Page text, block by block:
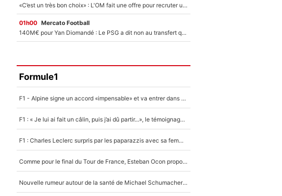
«C’est un très bon choix» : L'OM fait une offre pour recruter un ancien joueur du PSG... et c'est validé dans l'After Foot !
01h00 Mercato Football
140M€ pour Yan Diomandé : Le PSG a dit non au transfert qui bat tous les records sur le mercato
Formule1
F1 - Alpine signe un accord «impensable» et va entrer dans une nouvelle dimension : Grande nouvelle pour Pierre Gasly !
F1 : « Je lui ai fait un câlin, puis j’ai dû partir...», le témoignage émouvant de Max Verstappen sur sa fille
F1 : Charles Leclerc surpris par les paparazzis avec sa femme, les rumeurs étaient vraies !
Comme pour le final du Tour de France, Esteban Ocon propose un Grand Prix de Formule 1 à Paris : «Autour de l’Arc de Triomphe, ce serait génial» !
Nouvelle rumeur autour de la santé de Michael Schumacher : Sa femme Corinna sort du silence